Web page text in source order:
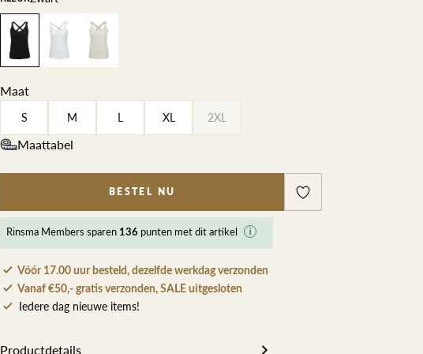
Maat
S M L XL 2XL
Maattabel
BESTEL NU
Rinsma Members sparen 136 punten met dit artikel
Vóór 17.00 uur besteld, dezelfde werkdag verzonden
Vanaf €50,- gratis verzonden, SALE uitgesloten
Iedere dag nieuwe items!
Productdetails